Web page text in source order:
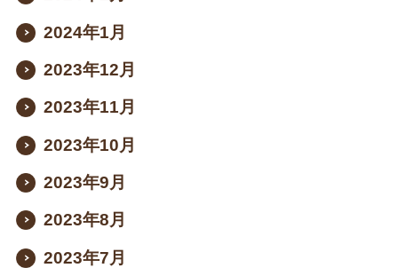
2024年1月
2023年12月
2023年11月
2023年10月
2023年9月
2023年8月
2023年7月